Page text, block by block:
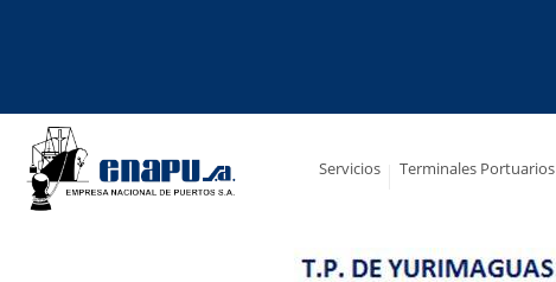
Servicios Terminales Portuarios